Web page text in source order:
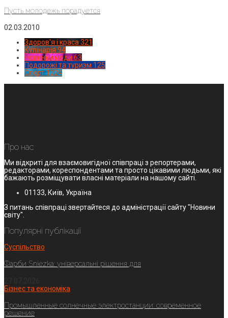
Пусть молодежь порадуется
02.03.2010
Здоров'я і краса 321
Кулінарія 94
Новинки моди 63
Подорожі та туризм 125
Спорт1224
Про нас
Ми відкриті для взаємовигідної співпраці з репортерами,
редакторами, кореспондентами та просто цікавими людьми, які
бажають розміщувати власні матеріали на нашому сайті.
01133, Київ, Україна
З питань співпраці звертайтеся до адміністрації сайту "Новини
світу".
Популярні публікації
Суспільство
Фарби Sniezka: універсальні рішення для
Бізнес та економіка
Промышленные солнечные электростанции: современное
решение